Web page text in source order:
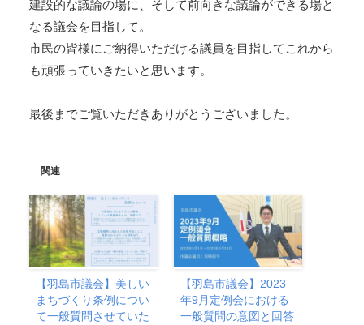
建設的な議論の場に、そして前向きな議論ができる場と
なる議会を目指して。
市民の皆様にご納得いただける議員を目指してこれから
も頑張っていきたいと思います。
最後までご覧いただきありがとうございました。
関連
【羽島市議会】美しい
まちづくり条例につい
て一般質問させていた
【羽島市議会】2023
年9月定例会における
一般質問の意図と回答